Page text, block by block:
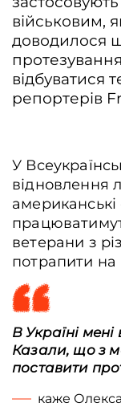
військовим,
доводилося
відбуватися
репортерів
У
відновлення
американські
ветерани з
потрапити на
В Україні мені
Казали, що з
поставити
каже